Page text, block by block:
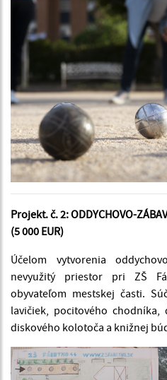
Projekt. č. 2: ODDYCHOVO-
(5 000 EUR)
Účelom vytvorenia
nevyužitý priestor pri ZŠ
obyvateľom mestskej časti.
lavičiek, pocitového chodníka,
diskového kolotoča a knižnej